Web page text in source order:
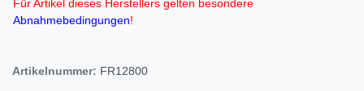
Für Artikel dieses Herstellers gelten besondere
Abnahmebedingungen!
Artikelnummer: FR12800